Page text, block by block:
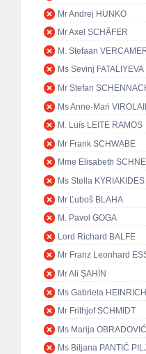
Mr Andrej HUNKO
Mr Axel SCHÄFER
M. Stefaan
Ms Sevinj FATALIYEVA
Mr Stefan
Ms Anne-Mari
M. Luís LEITE RAMOS
Mr Frank SCHWABE
Mme Elisabeth
Ms Stella KYRIAKIDES
Mr Ľuboš BLAHA
M. Pavol GOGA
Lord Richard BALFE
Mr Franz Leonhard
Mr Ali ŞAHİN
Ms Gabriela HEINRICH
Mr Frithjof SCHMIDT
Ms Marija OBRADOVIĆ
Ms Biljana PANTIĆ